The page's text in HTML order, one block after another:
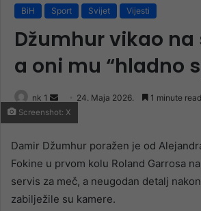
BiH Sport Svijet Vijesti
Džumhur vikao
a oni mu “hladno
nk 1
Send
an
24. Maja 2026. 1 minute read
Screenshot: X
Damir Džumhur poražen je od
Fokine u prvom kolu Roland Garrosa
servis za meč, a neugodan detalj
zabilježile su kamere.